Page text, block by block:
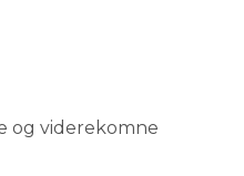
og viderekomne